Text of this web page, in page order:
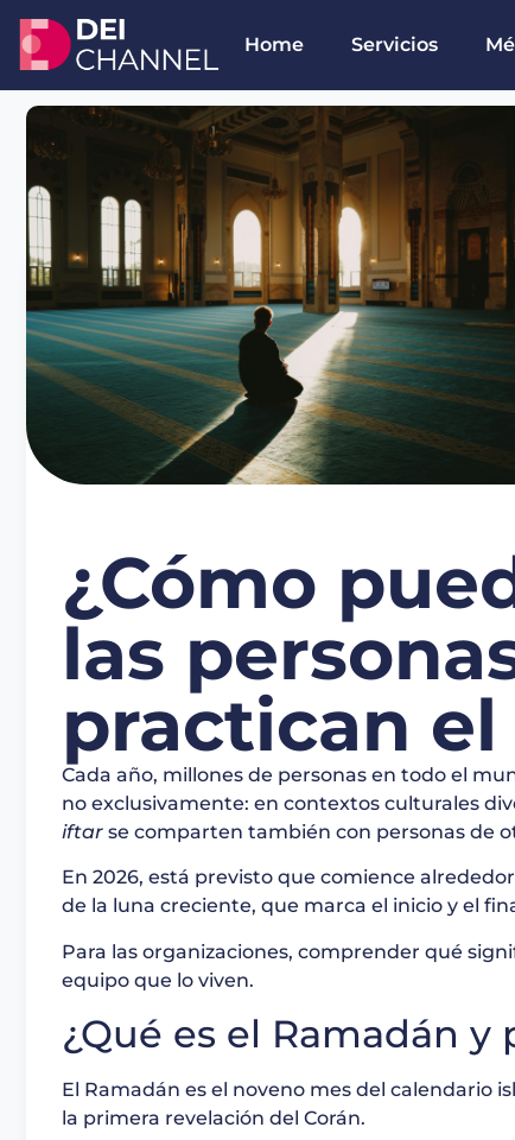
Home Servicios
¿Cómo
las
practican el
Cada año, millones de personas en todo el
no exclusivamente: en contextos culturales
iftar se comparten también con personas de
En 2026, está previsto que comience
de la luna creciente, que marca el inicio y el
Para las organizaciones, comprender qué
equipo que lo viven.
¿Qué es el Ramadán y
El Ramadán es el noveno mes del
la primera revelación del Corán.